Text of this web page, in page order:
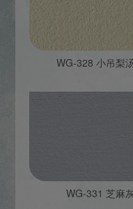
WG-328 小吊梨
WG-331 芝麻